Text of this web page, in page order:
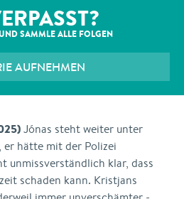
SAMMLE ALLE FOLGEN
AUFNEHMEN
Jónas steht weiter unter
hätte mit der Polizei
unmissverständlich klar, dass
schaden kann. Kristjans